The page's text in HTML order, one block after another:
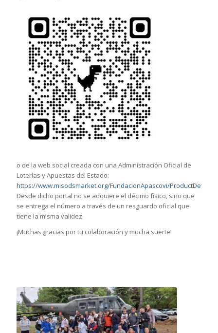
o de la web social creada con una Administración Oficial de
Loterías y Apuestas del Estado:
https://www.misodsmarket.org/FundacionApascovi/ProductDetail/
Desde dicho portal no se adquiere el décimo físico, sino que
se entrega el número a través de un resguardo oficial que
tiene la misma validez.
¡Muchas gracias por tu colaboración y mucha suerte!